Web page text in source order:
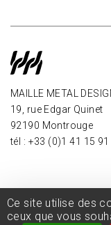
Ce site utilise des
ceux que vous
MAILLE METAL
19, rue Edgar Quinet
92190 Montrouge
tél : +33 (0)1 41 15 91